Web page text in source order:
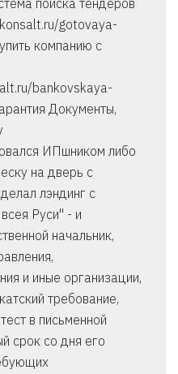
поиска тендеров
gotovaya-
компанию с
bankovskaya-
Документы,
ИПшником либо
на дверь с
лэндинг с
Руси" - и
начальник,
и иные организации,
требование,
в письменной
срок со дня его